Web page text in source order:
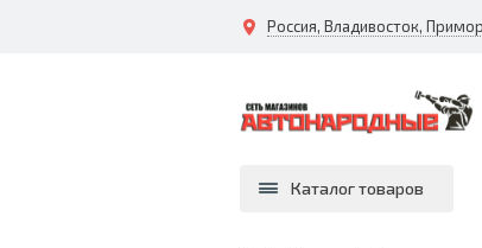
Россия, Владивосток,
Каталог товаров